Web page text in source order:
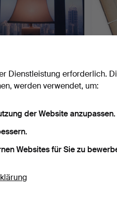
MAURY.
Kong" aus der
USD
Das
16 Tage
174 USD
Dienstleistung erforderlich.
werden verwendet, um:
der Website anzupassen.
Websites für Sie zu